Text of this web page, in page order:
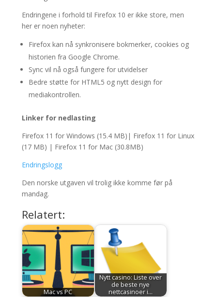
Endringene i forhold til Firefox 10 er ikke store, men
her er noen nyheter:
Firefox kan nå synkronisere bokmerker, cookies og
historien fra Google Chrome.
Sync vil nå også fungere for utvidelser
Bedre støtte for HTML5 og nytt design for
mediakontrollen.
Linker for nedlasting
Firefox 11 for Windows (15.4 MB)| Firefox 11 for Linux
(17 MB) | Firefox 11 for Mac (30.8MB)
Endringslogg
Den norske utgaven vil trolig ikke komme før på
mandag.
Relatert:
Mac vs PC
Nytt casino: Liste over
de beste nye
nettcasinoer i…